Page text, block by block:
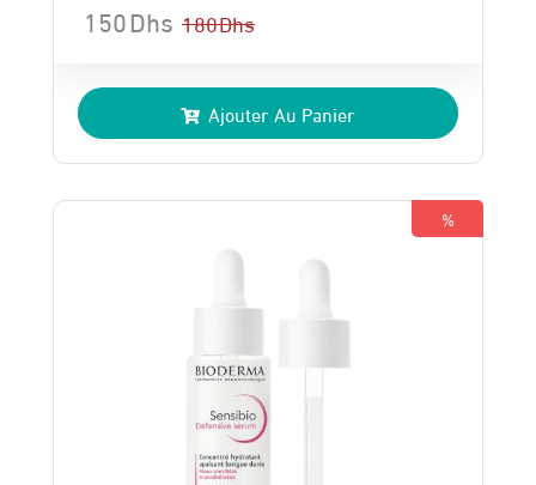
180Dhs
prix
initial
était :
180 Dhs.
150Dhs
prix
actuel
est :
150 Dhs.
Ajouter Au Panier
%